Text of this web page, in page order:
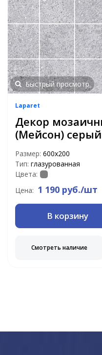
Быстрый просмотр
Laparet
Декор
(Мейсон)
Размер: 600х200
Тип: глазурованная
Цвета:
Цена: 1 190 руб./шт
В корзину
Смотреть наличие